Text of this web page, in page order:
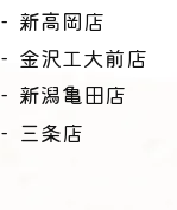
新高岡店
金沢工大前店
新潟亀田店
三条店